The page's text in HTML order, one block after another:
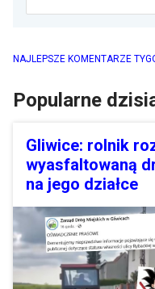
NAJLEPSZE KOMENTARZE
Popularne
Gliwice: rolnik
wyasfaltowaną
na jego działce